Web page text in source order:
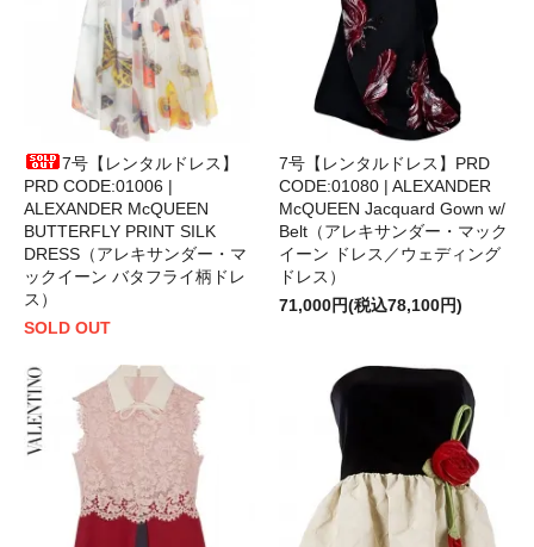
7号【レンタルドレス】
PRD CODE:01006 |
ALEXANDER McQUEEN
BUTTERFLY PRINT SILK
DRESS（アレキサンダー・マ
ックイーン バタフライ柄ドレ
ス）
SOLD OUT
7号【レンタルドレス】PRD
CODE:01080 | ALEXANDER
McQUEEN Jacquard Gown w/
Belt（アレキサンダー・マック
イーン ドレス／ウェディング
ドレス）
71,000円(税込78,100円)